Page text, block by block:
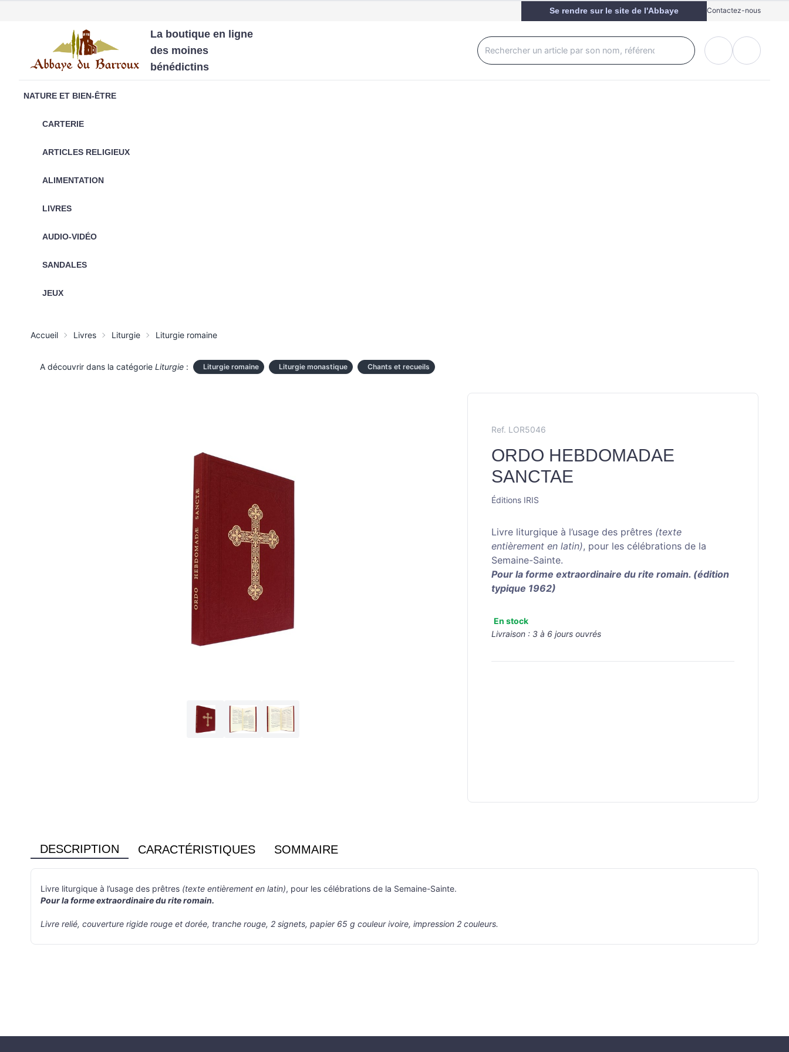
Se rendre sur le site de l'Abbaye Contactez-nous
NATURE ET BIEN-ÊTRE
CARTERIE
ARTICLES RELIGIEUX
ALIMENTATION
LIVRES
AUDIO-VIDÉO
SANDALES
JEUX
La boutique en ligne
des moines
bénédictins
Accueil Livres Liturgie Liturgie romaine
A découvrir dans la catégorie Liturgie : Liturgie romaine Liturgie monastique Chants et recueils
Ref. LOR5046
ORDO HEBDOMADAE
SANCTAE
Éditions IRIS
Livre liturgique à l’usage des prêtres (texte
entièrement en latin), pour les célébrations de la
Semaine-Sainte.
Pour la forme extraordinaire du rite romain. (édition
typique 1962)
En stock
Livraison : 3 à 6 jours ouvrés
DESCRIPTION CARACTÉRISTIQUES SOMMAIRE
Livre liturgique à l’usage des prêtres (texte entièrement en latin), pour les célébrations de la Semaine-Sainte.
Pour la forme extraordinaire du rite romain.
Livre relié, couverture rigide rouge et dorée, tranche rouge, 2 signets, papier 65 g couleur ivoire, impression 2 couleurs.